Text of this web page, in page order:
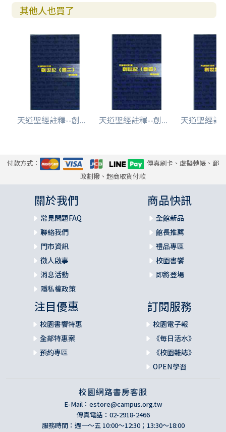
（V）新約
（Vl）應用
拾壹 亞伯蘭的妻子撒拉逝世、埋葬（廿三1~20）
（Ⅱ）詮釋
（i）引言（廿三1）
（ⅱ）撒拉逝世（廿三2）
（ⅲ）亞伯拉罕和赫人商議購買墳地〈廿三3~15）
（ⅲa）第一輪談判（廿三3~6）
（ⅲb）第二輪談判（廿三7~11）
（v）埋葬撒拉（廿三19）
（vi）結束（廿三20）
（IV）舊約
（V）新約
（Vl）應用
（VII）附錄
拾貳 亞伯蘭為兒子以撒娶妻（廿四1~67）
（I）結構
（Ⅱ）詮釋
（i）亞伯拉罕吩咐僕人為以撒娶妻（廿四1~9）
（ⅱ）亞伯拉罕的僕人遇見利百加〈廿四10~28）
（ⅲ）亞伯拉罕的僕人和拉班談判〈廿四29~61）
（ⅲa）佈局（廿四29~33）
（ⅲb）提親（廿四34~49）
〈ⅲc）接納（廿四50~53）
（V）新約
其他人也買了
天道聖經註釋--創... 天道聖經註釋--創... 天道聖經註
付款方式：
傳真刷卡、虛擬轉帳、郵
政劃撥、超商取貨付款
關於我們
常見問題FAQ
聯絡我們
門市資訊
徵人啟事
消息活動
隱私權政策
商品快訊
全館新品
館長推薦
禮品專區
校園書饗
即將登場
注目優惠
校園書饗特惠
全部特惠案
預約專區
訂閱服務
校園電子報
《每日活水》
《校園雜誌》
OPEN學習
校園網路書房客服
E-Mail： estore@campus.org.tw
傳真電話：02-2918-2466
服務時間：週一～五 10:00～12:30；13:30～18:00